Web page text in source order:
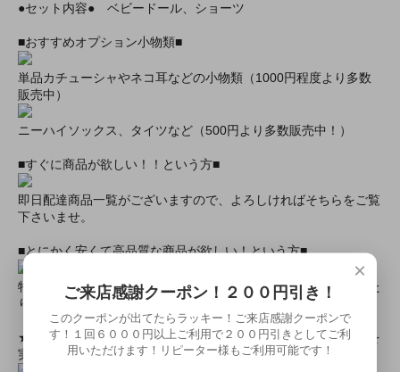
●セット内容● ベビードール、ショーツ
■おすすめオプション小物類■
単品カチューシャやネコ耳などの小物類（1000円程度より多数
販売中）
ニーハイソックス、タイツなど（500円より多数販売中！）
■すぐに商品が欲しい！！という方■
即日配達商品一覧がございますので、よろしければそちらをご覧
下さいませ。
■とにかく安くて高品質な商品が欲しい！という方■
特別割引商品を掲載しています！最大８０％引きの商品もあった
りします！
★ミアカフェ・ミアリラではミアコス衣装を着用したイベントを
実施中★
×
ご来店感謝クーポン！２００円引き！
このクーポンが出てたらラッキー！ご来店感謝クーポンで
す！１回６０００円以上ご利用で２００円引きとしてご利
用いただけます！リピーター様もご利用可能です！